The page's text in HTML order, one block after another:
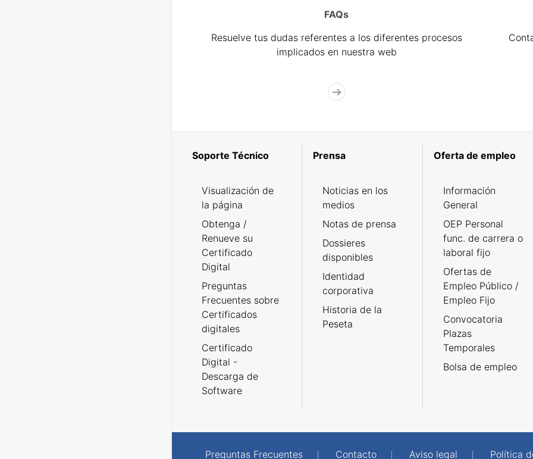
FAQs
Resuelve tus dudas referentes a los diferentes procesos
implicados en nuestra web
Soporte Técnico
Visualización de
la página
Obtenga /
Renueve su
Certificado
Digital
Preguntas
Frecuentes sobre
Certificados
digitales
Certificado
Digital -
Descarga de
Software
Prensa
Noticias en los
medios
Notas de prensa
Dossieres
disponibles
Identidad
corporativa
Historia de la
Peseta
Oferta de empleo
Información
General
OEP Personal
func. de carrera o
laboral fijo
Ofertas de
Empleo Público /
Empleo Fijo
Convocatoria
Plazas
Temporales
Bolsa de empleo
Preguntas Frecuentes Contacto Aviso legal Política